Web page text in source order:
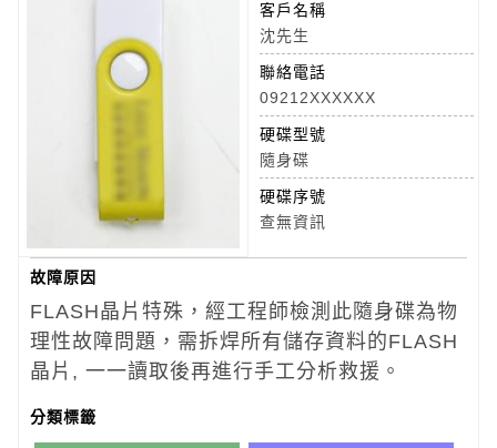
客戶名稱
沈先生
聯絡電話
09212XXXXXX
硬碟型號
隨身碟
硬碟序號
查無資訊
故障原因
FLASH晶片特殊，經工程師檢測此隨身碟為物
理性故障問題，需拆焊所有儲存資料的FLASH
晶片, 一一讀取後再進行手工分析救援。
分類標籤